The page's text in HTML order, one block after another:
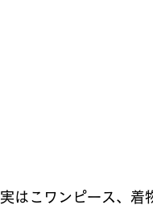
実はこワンピース、着